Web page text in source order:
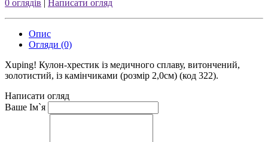
0 оглядів | Написати огляд
Опис
Огляди (0)
Xuping! Кулон-хрестик із медичного сплаву, витончений,
золотистий, із камінчиками (розмір 2,0см) (код 322).
Написати огляд
Ваше Ім`я